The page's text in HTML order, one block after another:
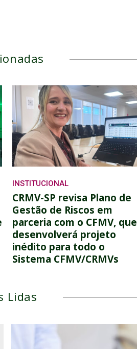
INSTITUCIONAL
CRMV-SP revisa Plano de
Gestão de Riscos em
parceria com o CFMV, que
desenvolverá projeto
inédito para todo o
Sistema CFMV/CRMVs
Lidas